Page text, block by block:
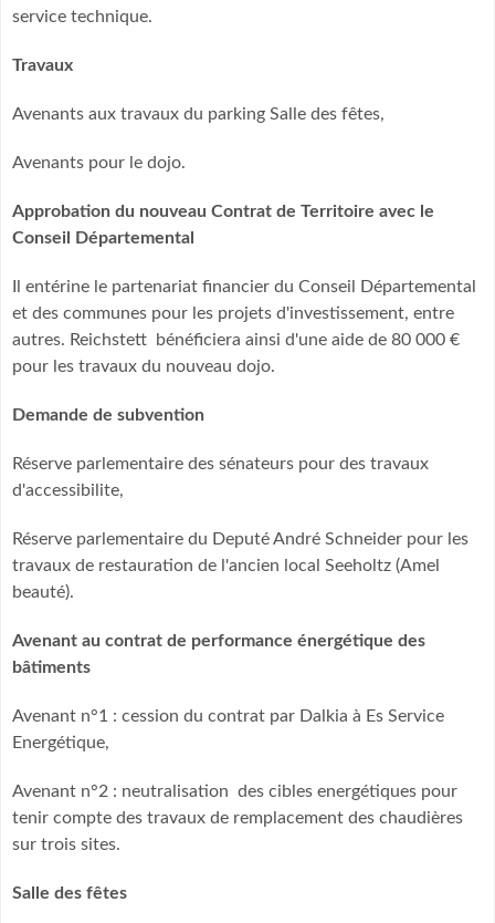
service technique.
Travaux
Avenants aux travaux du parking Salle des fêtes,
Avenants pour le dojo.
Approbation du nouveau Contrat de Territoire avec le
Conseil Départemental
Il entérine le partenariat financier du Conseil Départemental
et des communes pour les projets d'investissement, entre
autres. Reichstett bénéficiera ainsi d'une aide de 80 000 €
pour les travaux du nouveau dojo.
Demande de subvention
Réserve parlementaire des sénateurs pour des travaux
d'accessibilite,
Réserve parlementaire du Deputé André Schneider pour les
travaux de restauration de l'ancien local Seeholtz (Amel
beauté).
Avenant au contrat de performance énergétique des
bâtiments
Avenant n°1 : cession du contrat par Dalkia à Es Service
Energétique,
Avenant n°2 : neutralisation des cibles energétiques pour
tenir compte des travaux de remplacement des chaudières
sur trois sites.
Salle des fêtes